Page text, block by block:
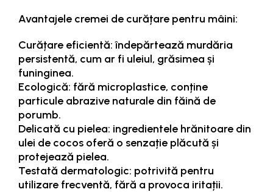
Avantajele cremei de curățare pentru mâini:
Curățare eficientă: îndepărtează murdăria
persistentă, cum ar fi uleiul, grăsimea și
funinginea.
Ecologică: fără microplastice, conține
particule abrazive naturale din făină de
porumb.
Delicată cu pielea: ingredientele hrănitoare din
ulei de cocos oferă o senzație plăcută și
protejează pielea.
Testată dermatologic: potrivită pentru
utilizare frecventă, fără a provoca iritații.